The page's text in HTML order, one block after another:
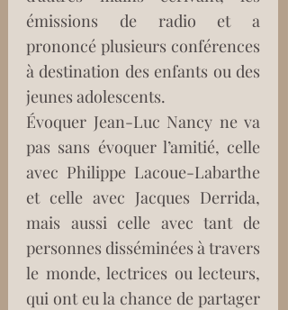
émissions de radio et a
prononcé plusieurs conférences
à destination des enfants ou des
jeunes adolescents.
Évoquer Jean-Luc Nancy ne va
pas sans évoquer l’amitié, celle
avec Philippe Lacoue-Labarthe
et celle avec Jacques Derrida,
mais aussi celle avec tant de
personnes disséminées à travers
le monde, lectrices ou lecteurs,
qui ont eu la chance de partager